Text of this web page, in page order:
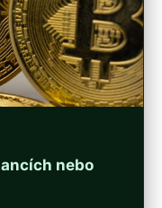
nebo